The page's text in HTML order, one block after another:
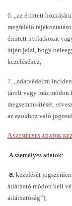
6. „az érintett
megfelelő
érintett nyilatkozat
útján jelzi, hogy
kezeléséhez;
7. „adatvédelmi
tárolt vagy más módon
megsemmisítését,
az azokhoz való
A személyes adatok
A személyes adatok:
a. kezelését
átlátható módon kell
átláthatóság”);